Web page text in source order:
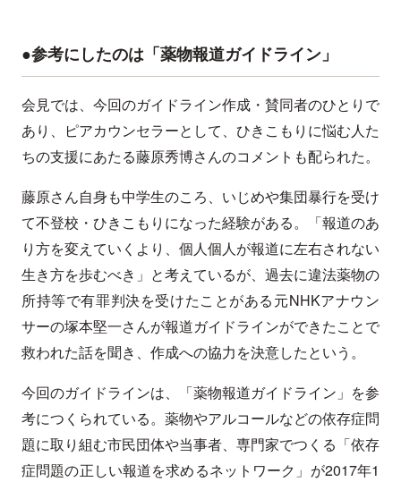
●参考にしたのは「薬物報道ガイドライン」
会見では、今回のガイドライン作成・賛同者のひとりで
あり、ピアカウンセラーとして、ひきこもりに悩む人た
ちの支援にあたる藤原秀博さんのコメントも配られた。
藤原さん自身も中学生のころ、いじめや集団暴行を受け
て不登校・ひきこもりになった経験がある。「報道のあ
り方を変えていくより、個人個人が報道に左右されない
生き方を歩むべき」と考えているが、過去に違法薬物の
所持等で有罪判決を受けたことがある元NHKアナウン
サーの塚本堅一さんが報道ガイドラインができたことで
救われた話を聞き、作成への協力を決意したという。
今回のガイドラインは、「薬物報道ガイドライン」を参
考につくられている。薬物やアルコールなどの依存症問
題に取り組む市民団体や当事者、専門家でつくる「依存
症問題の正しい報道を求めるネットワーク」が2017年1